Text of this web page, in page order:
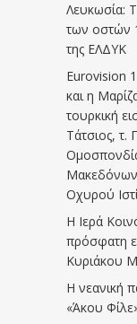
Λευκωσία:
των οστών
της ΕΛΔΥΚ
Eurovision
και η
τουρκική
Τάτσιος, τ.
Οχυρού
Η Ιερά
πρόσφατη
Κυριάκου
Η νεανική
«Άκου